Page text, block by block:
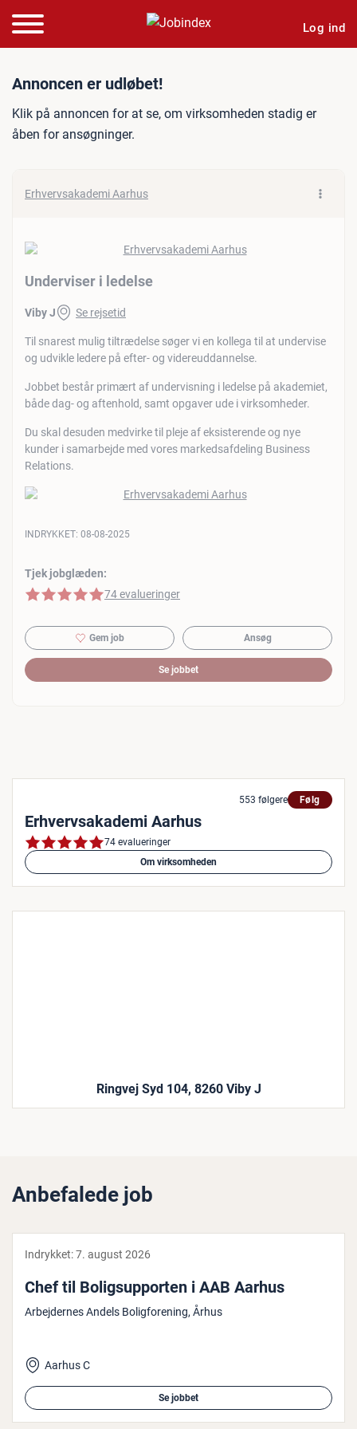
Log ind
Jobannonce: Underviser i
Annoncen er udløbet!
Klik på annoncen for at se, om virksomheden stadig er
åben for ansøgninger.
Erhvervsakademi Aarhus
Underviser i ledelse
Viby J Se rejsetid
Til snarest mulig tiltrædelse søger vi en kollega til at undervise
og udvikle ledere på efter- og videreuddannelse.
Jobbet består primært af undervisning i ledelse på akademiet,
både dag- og aftenhold, samt opgaver ude i virksomheder.
Du skal desuden medvirke til pleje af eksisterende og nye
kunder i samarbejde med vores markedsafdeling Business
Relations.
Tjek jobglæden:
5 af 5 stjerner
74 evalueringer
INDRYKKET: 08-08-2025
Gem job Ansøg
Se jobbet
553 følgere Følg
Erhvervsakademi Aarhus
74 evalueringer
Om virksomheden
Ringvej Syd 104, 8260 Viby J
Anbefalede job
Indrykket:7. august 2026
Chef til Bo­ligsup­por­ten i AAB Aarhus
Arbejdernes Andels Boligforening, Århus
Aarhus C
Se jobbet